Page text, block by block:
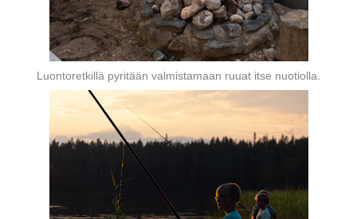
Luontoretkillä pyritään valmistamaan ruuat itse nuotiolla.